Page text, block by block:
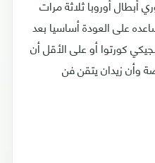
أبطال أوروبا ثلاثة مرات
على العودة أساسيا بعد
كورتوا أو على الأقل أن
زيدان يتقن فن